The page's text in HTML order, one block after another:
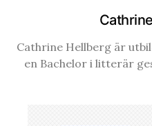
Cathrine Hellberg är
en Bachelor i litterär